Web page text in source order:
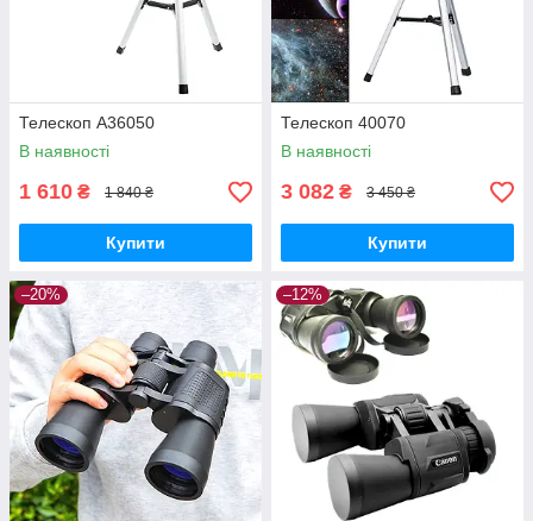
Телескоп A36050
В наявності
1 610 ₴ 1 840 ₴
Купити
Телескоп 40070
В наявності
3 082 ₴ 3 450 ₴
Купити
–20% –12%